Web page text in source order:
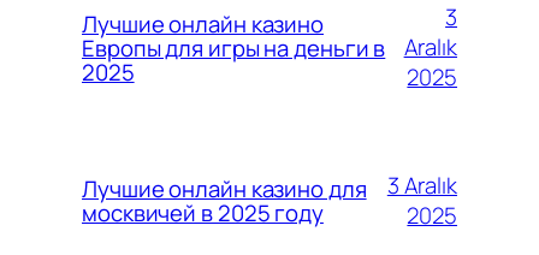
Лучшие онлайн казино
Европы для игры на деньги в
2025
3
Aralık
2025
Лучшие онлайн казино для
москвичей в 2025 году
3 Aralık
2025